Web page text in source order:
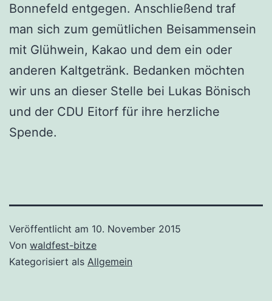
Bonnefeld entgegen. Anschließend traf
man sich zum gemütlichen Beisammensein
mit Glühwein, Kakao und dem ein oder
anderen Kaltgetränk. Bedanken möchten
wir uns an dieser Stelle bei Lukas Bönisch
und der CDU Eitorf für ihre herzliche
Spende.
Veröffentlicht am 10. November 2015
Von waldfest-bitze
Kategorisiert als Allgemein